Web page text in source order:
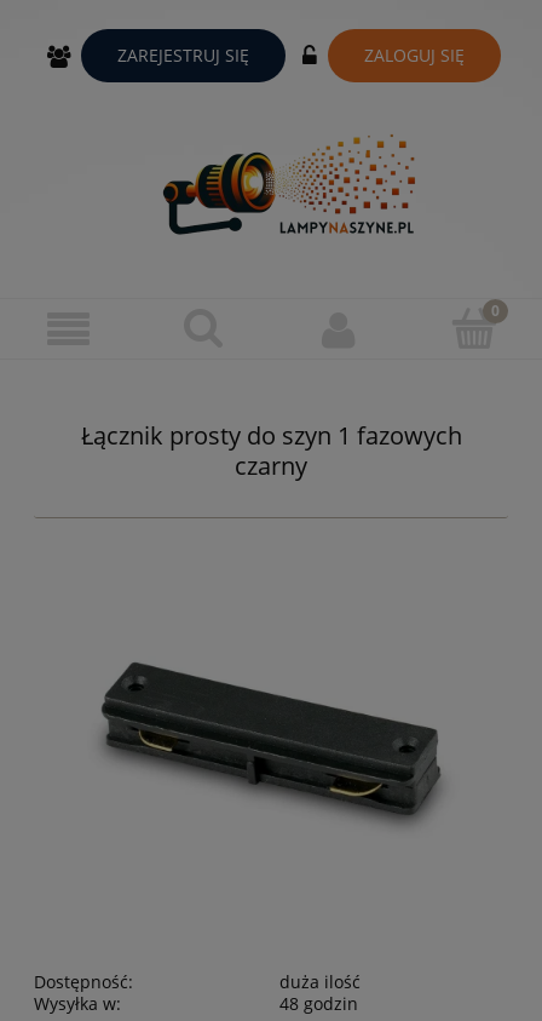
ZAREJESTRUJ SIĘ ZALOGUJ SIĘ
Łącznik prosty do szyn 1 fazowych
czarny
Dostępność:
duża ilość
Wysyłka w:
48 godzin